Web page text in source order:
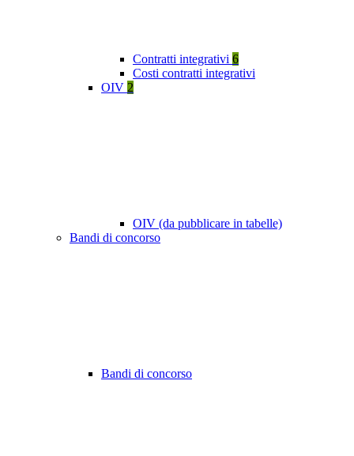
Contratti integrativi 6
Costi contratti integrativi
OIV 2
OIV (da pubblicare in tabelle)
Bandi di concorso
Bandi di concorso